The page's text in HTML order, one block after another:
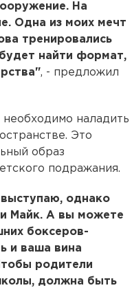
На
Одна из моих мечт
тренировались
найти формат,
, - предложил
необходимо наладить
Это
образ
подражания.
однако
Майк. А вы можете
боксеров-
и ваша вина
родители
должна быть